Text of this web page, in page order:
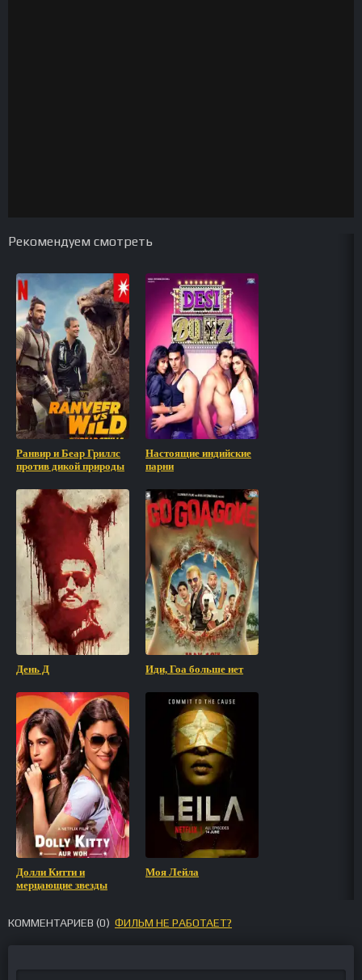
Рекомендуем смотреть
Ранвир и Беар Гриллс
против дикой природы
Настоящие индийские
парни
День Д Иди, Гоа больше нет
Долли Китти и
мерцающие звезды
Моя Лейла
КОММЕНТАРИЕВ (0) ФИЛЬМ НЕ РАБОТАЕТ?